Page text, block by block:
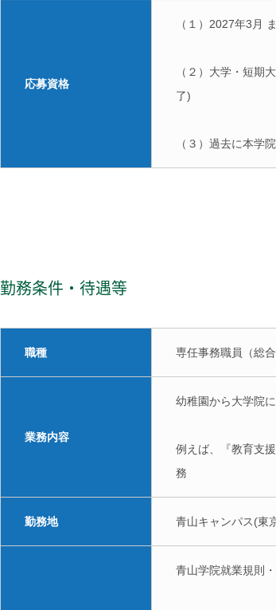
応募資格
（１）2027年3月
（２）大学・短期
了)
（３）過去に本学
勤務条件・待遇等
職種 専任事務職員（総合
業務内容
幼稚園から大学院
例えば、『教育支
務
勤務地 青山キャンパス(東
青山学院就業規則